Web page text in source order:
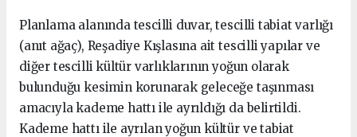
Planlama alanında tescilli duvar, tescilli tabiat varlığı
(anıt ağaç), Reşadiye Kışlasına ait tescilli yapılar ve
diğer tescilli kültür varlıklarının yoğun olarak
bulunduğu kesimin korunarak geleceğe taşınması
amacıyla kademe hattı ile ayrıldığı da belirtildi.
Kademe hattı ile ayrılan yoğun kültür ve tabiat